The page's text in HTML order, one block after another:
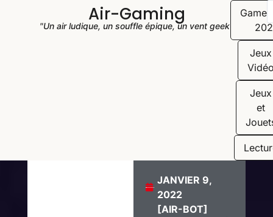
Air-Gaming
"Un air ludique, un souffle épique, un vent geek"
Jeux
Jeux
et
JANVIER 9,
2022
[AIR-BOT]